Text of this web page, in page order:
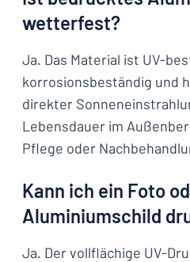
wetterfest?
Ja. Das Material ist UV-
korrosionsbeständig und
direkter
Lebensdauer im
Pflege oder
Kann ich ein Foto
Aluminiumschild
Ja. Der vollflächige UV-